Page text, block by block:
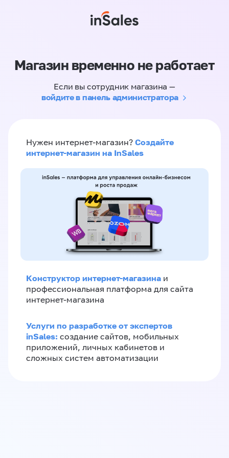
Магазин временно не работает
Если вы сотрудник магазина —
войдите в панель администратора
Нужен интернет-магазин? Создайте
интернет-магазин на InSales
Конструктор интернет-магазина и
профессиональная платформа для сайта
интернет-магазина
Услуги по разработке от экспертов
inSales: создание сайтов, мобильных
приложений, личных кабинетов и
сложных систем автоматизации